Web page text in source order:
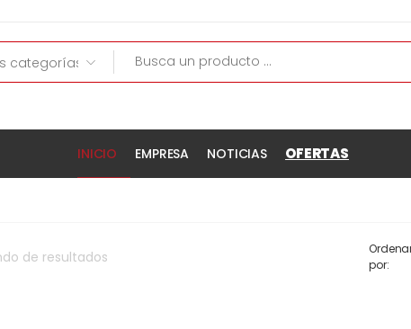
INICIO EMPRESA NOTICIAS OFERTAS
de resultados
por: